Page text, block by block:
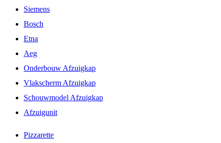
Siemens
Bosch
Etna
Aeg
Onderbouw Afzuigkap
Vlakscherm Afzuigkap
Schouwmodel Afzuigkap
Afzuigunit
Pizzarette